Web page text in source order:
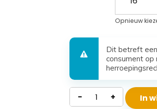
Opnieuw
Dit betreft
consument
Koudschuim
Matras
- + In